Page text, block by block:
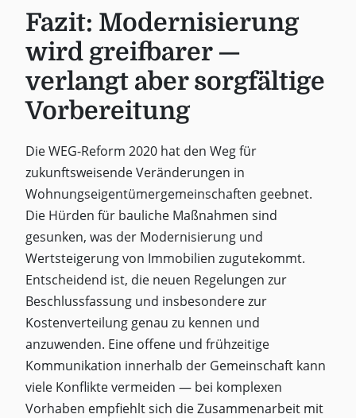
Fazit: Modernisierung
wird greifbarer —
verlangt aber sorgfältige
Vorbereitung
Die WEG-Reform 2020 hat den Weg für
zukunftsweisende Veränderungen in
Wohnungseigentümergemeinschaften geebnet.
Die Hürden für bauliche Maßnahmen sind
gesunken, was der Modernisierung und
Wertsteigerung von Immobilien zugutekommt.
Entscheidend ist, die neuen Regelungen zur
Beschlussfassung und insbesondere zur
Kostenverteilung genau zu kennen und
anzuwenden. Eine offene und frühzeitige
Kommunikation innerhalb der Gemeinschaft kann
viele Konflikte vermeiden — bei komplexen
Vorhaben empfiehlt sich die Zusammenarbeit mit